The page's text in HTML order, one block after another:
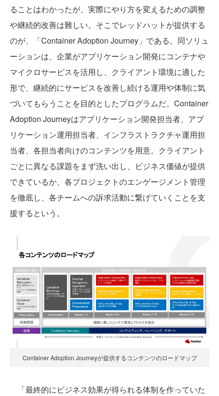
ることはわかったが、実際にやり方を変えるための調整
や継続的改善は難しい。そこでレッドハットが提供する
のが、「Container Adoption Journey」である。同ソリュ
ーションは、企業がアプリケーション開発にコンテナや
マイクロサービスを活用し、クライアント環境に適した
形で、継続的にサービスを改善し続ける運用や体制に気
づいてもらうことを目的としたプログラムだ。Container
Adoption Journeyはアプリケーション開発担当者、アプ
リケーション運用担当者、インフラストラクチャ運用担
当者、各担当者向けのコンテンツを用意。クライアント
ごとに異なる課題をまず洗い出し、ビジネス価値が提供
できているか、各プロジェクトのエンゲージメント管理
を徹底し、各チームへの訴求活動に繋げていくことを支
援するという。
Container Adoption Journeyが提供するコンテンツのロードマップ
「最終的にビジネス効果が得られる体制を作っていた